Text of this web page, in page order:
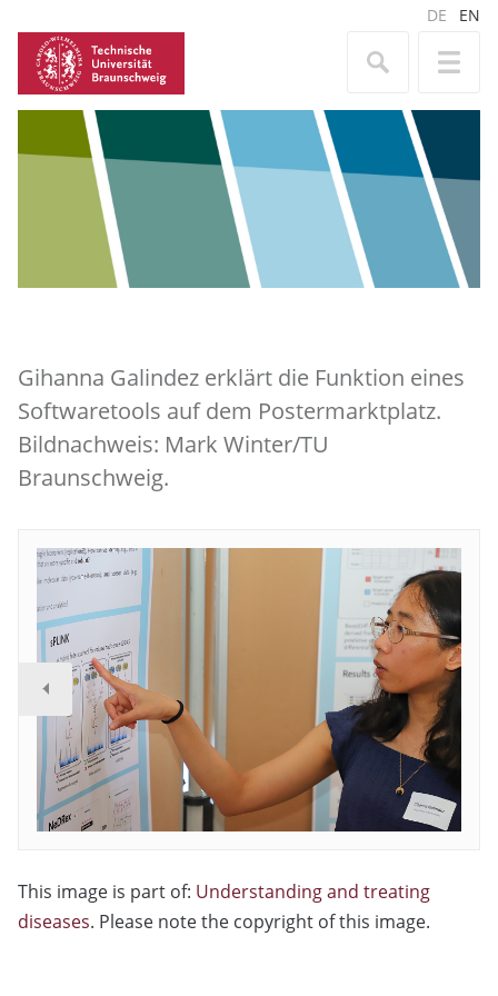
DE EN
Gihanna Galindez erklärt die Funktion eines
Softwaretools auf dem Postermarktplatz.
Bildnachweis: Mark Winter/TU
Braunschweig.
This image is part of: Understanding and treating
diseases. Please note the copyright of this image.